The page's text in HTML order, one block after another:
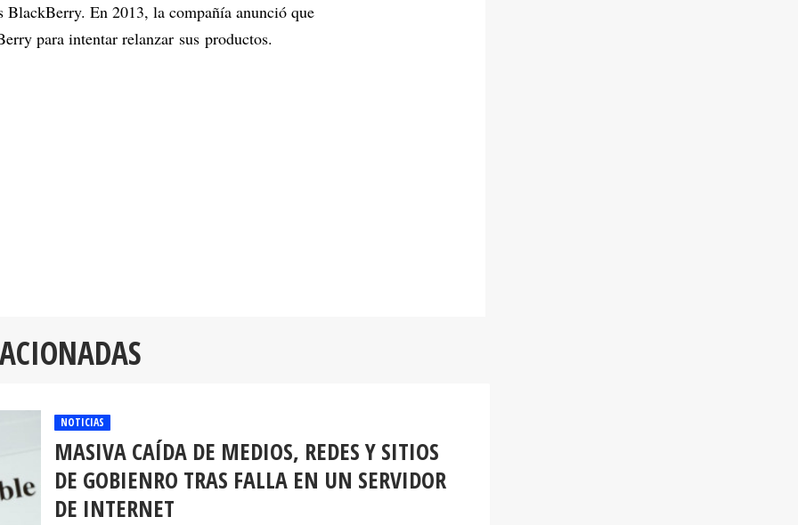
BlackBerry. En 2013, la compañía anunció que
para intentar relanzar sus productos.
NOTICIAS
MASIVA CAÍDA DE MEDIOS, REDES Y SITIOS
DE GOBIENRO TRAS FALLA EN UN SERVIDOR
DE INTERNET